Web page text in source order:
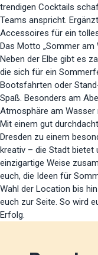
trendigen Cocktails
Teams anspricht.
Accessoires für ein
Das Motto „Sommer am
Neben der Elbe gibt es
die sich für ein
Bootsfahrten oder
Spaß. Besonders am
Atmosphäre am Wasser
Mit einem gut
Dresden zu einem
kreativ – die Stadt bietet
einzigartige Weise
euch, die Ideen für
Wahl der Location bis
euch zur Seite. So wird
Erfolg.